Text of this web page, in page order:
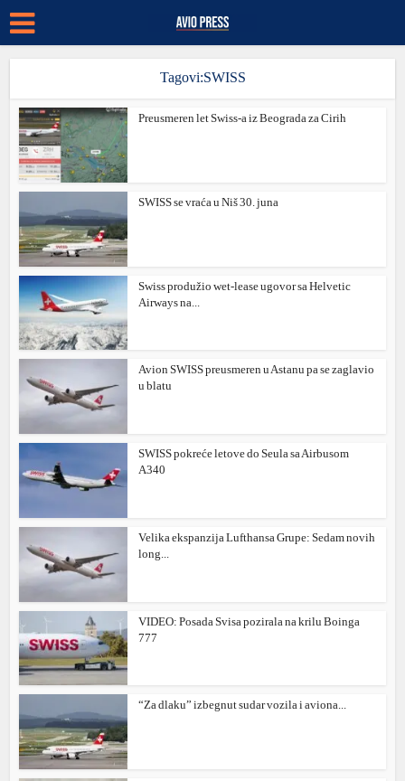
Tagovi:SWISS
Preusmeren let Swiss-a iz Beograda za Cirih
SWISS se vraća u Niš 30. juna
Swiss produžio wet-lease ugovor sa Helvetic
Airways na...
Avion SWISS preusmeren u Astanu pa se zaglavio
u blatu
SWISS pokreće letove do Seula sa Airbusom
A340
Velika ekspanzija Lufthansa Grupe: Sedam novih
long...
VIDEO: Posada Svisa pozirala na krilu Boinga
777
“Za dlaku” izbegnut sudar vozila i aviona...